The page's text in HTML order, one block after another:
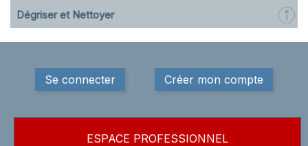
Dégriser et Nettoyer
Se connecter Créer mon compte
ESPACE PROFESSIONNEL